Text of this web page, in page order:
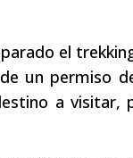
el
un permiso
a visitar,